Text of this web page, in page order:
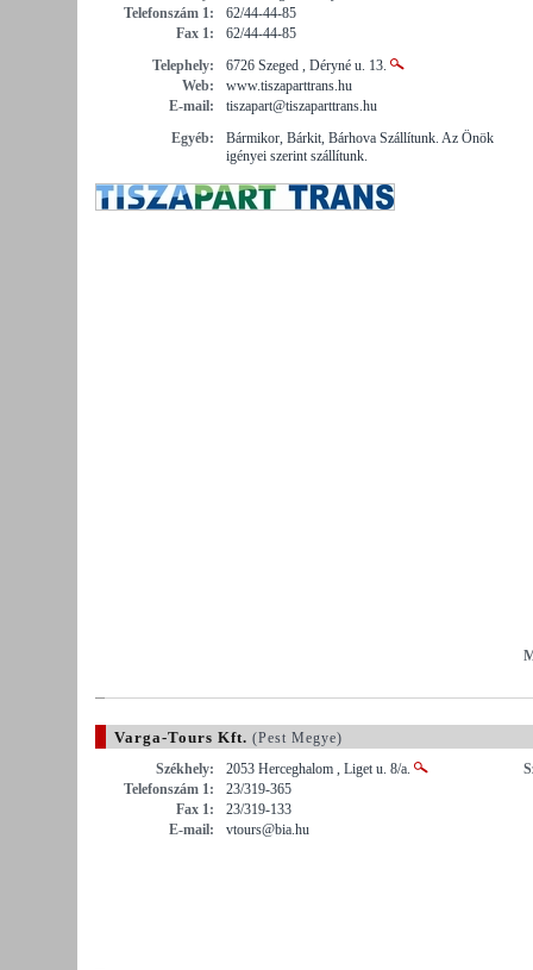
Telefonszám 1:
62/44-44-85
Fax 1:
62/44-44-85
Telephely:
6726 Szeged , Déryné u. 13.
Web:
www.tiszaparttrans.hu
E-mail:
tiszapart@tiszaparttrans.hu
Egyéb:
Bármikor, Bárkit, Bárhova Szállítunk. Az Önök
igényei szerint szállítunk.
Varga-Tours Kft. (Pest Megye)
Székhely:
2053 Herceghalom , Liget u. 8/a.
Telefonszám 1:
23/319-365
Fax 1:
23/319-133
E-mail:
vtours@bia.hu